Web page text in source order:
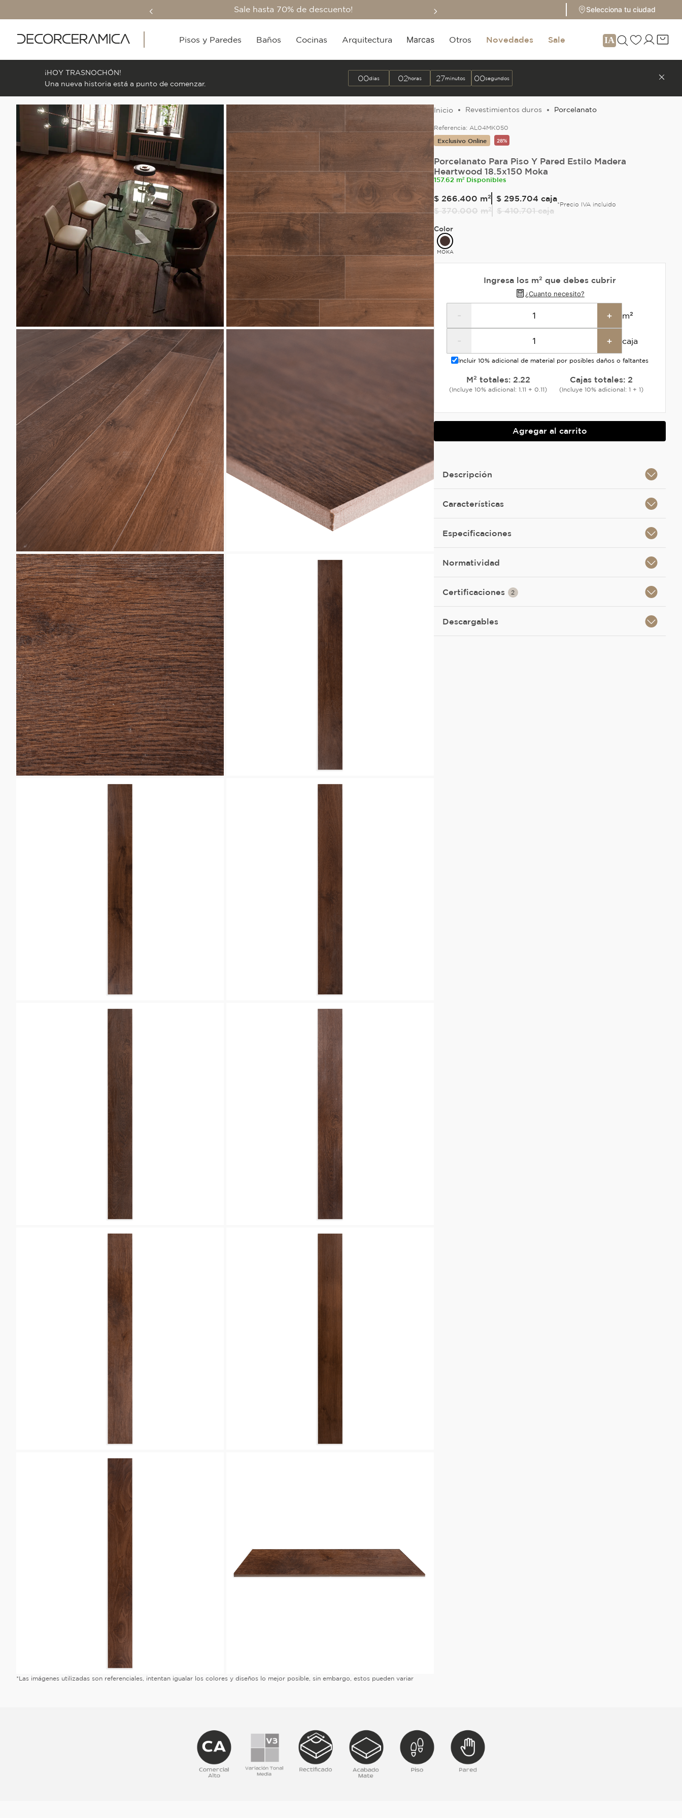
Sale hasta 70% de descuento! Selecciona tu ciudad
Pisos y Paredes Baños Cocinas Arquitectura Marcas Otros Novedades Sale
¡HOY TRASNOCHÓN!
Una nueva historia está a punto de comenzar.
00días 02horas 26minutos 58segundos
*Las imágenes utilizadas son referenciales, intentan igualar los colores y diseños lo mejor posible, sin embargo, estos pueden variar
Revestimientos duros Porcelanato
Referencia: AL04MK050
Exclusivo Online 28%
Porcelanato Para Piso Y Pared Estilo Madera
Heartwood 18.5x150 Moka
157.62 m² Disponibles
$ 266.400 m² $ 295.704 caja
$ 370.000 m² $ 410.701caja
*Precio IVA incluido
Color
MOKA
Ingresa los m² que debes cubrir
¿Cuanto necesito?
- + m²
- + caja
Incluir 10% adicional de material por posibles daños o faltantes
M² totales: 2.22
(Incluye 10% adicional: 1.11 + 0.11)
Cajas totales: 2
(Incluye 10% adicional: 1 + 1)
Agregar al carrito
Descripción
Características
Especificaciones
Normatividad
Certificaciones 2
Descargables